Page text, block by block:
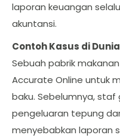
laporan keuangan
akuntansi.
Contoh Kasus di
Sebuah pabrik
Accurate Online untuk
baku. Sebelumnya,
pengeluaran tepung
menyebabkan laporan